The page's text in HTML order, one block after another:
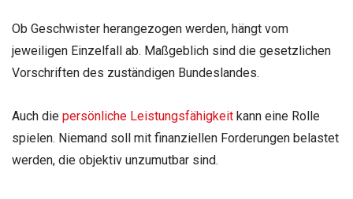
Ob Geschwister herangezogen werden, hängt vom
jeweiligen Einzelfall ab. Maßgeblich sind die gesetzlichen
Vorschriften des zuständigen Bundeslandes.
Auch die persönliche Leistungsfähigkeit kann eine Rolle
spielen. Niemand soll mit finanziellen Forderungen belastet
werden, die objektiv unzumutbar sind.